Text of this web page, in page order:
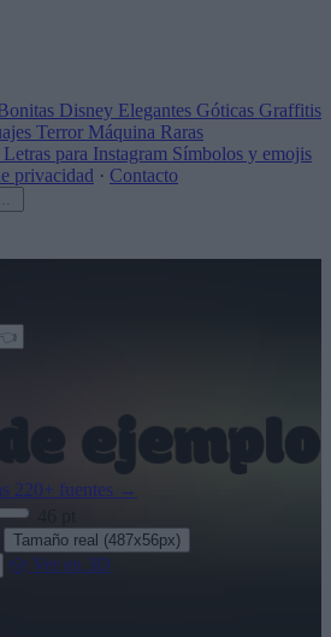
Disney Elegantes Góticas Graffitis
Terror Máquina Raras
Letras para Instagram Símbolos y emojis
privacidad · Contacto
220+ fuentes →
Tamaño real (487x56px)
Ver en 3D